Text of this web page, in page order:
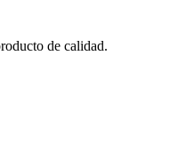
de calidad.